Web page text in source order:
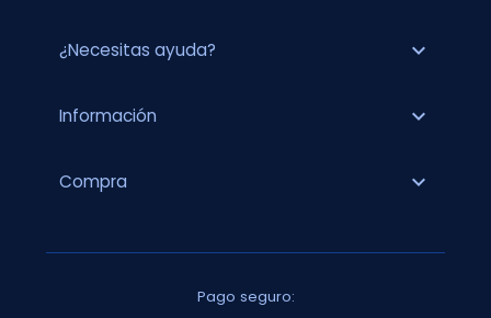
¿Necesitas ayuda? expand_more
Información expand_more
Compra expand_more
Pago seguro: